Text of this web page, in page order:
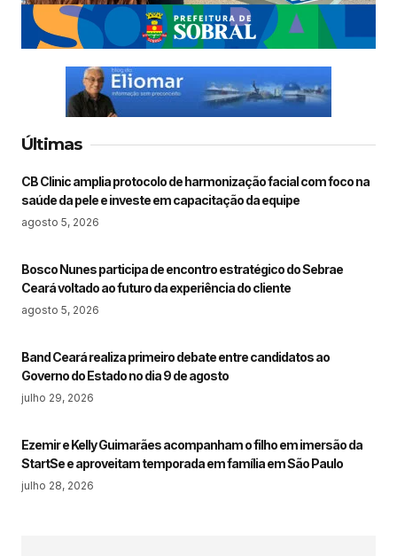
Últimas
CB Clinic amplia protocolo de harmonização facial com foco na
saúde da pele e investe em capacitação da equipe
agosto 5, 2026
Bosco Nunes participa de encontro estratégico do Sebrae
Ceará voltado ao futuro da experiência do cliente
agosto 5, 2026
Band Ceará realiza primeiro debate entre candidatos ao
Governo do Estado no dia 9 de agosto
julho 29, 2026
Ezemir e Kelly Guimarães acompanham o filho em imersão da
StartSe e aproveitam temporada em família em São Paulo
julho 28, 2026